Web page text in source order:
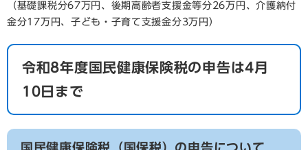
（基礎課税分67万円、後期高齢者支援金等分26万円、介護納付
金分17万円、子ども・子育て支援金分3万円）
令和8年度国民健康保険税の申告は4月
10日まで
国民健康保険税（国保税）の申告について